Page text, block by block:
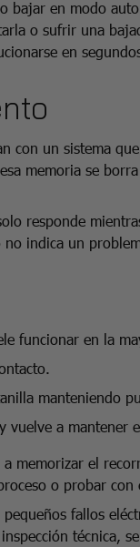
bajar en modo
o sufrir una
en
con un sistema
memoria se
responde
indica un
funcionar en la
manteniendo
vuelve a mantener
memorizar el
o probar con
fallos
técnica,